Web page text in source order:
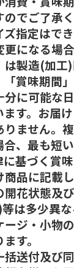
でご了承く
指定はで
になる場合
製造(加工
「賞味期間
分に可能な
ます。お届
ません。
合、最も短
に基づく賞
品に記載し
花状態及
は多少異な
ジ・小物
す。
送付及び